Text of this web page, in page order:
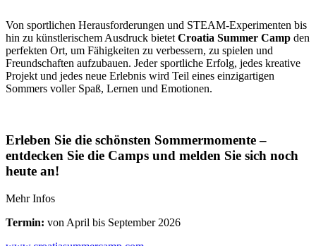
Von sportlichen Herausforderungen und STEAM-Experimenten bis
hin zu künstlerischem Ausdruck bietetCroatia Summer Camp den
perfekten Ort, um Fähigkeiten zu verbessern, zu spielen und
Freundschaften aufzubauen. Jeder sportliche Erfolg, jedes kreative
Projekt und jedes neue Erlebnis wird Teil eines einzigartigen
Sommers voller Spaß, Lernen und Emotionen.
Erleben Sie die schönsten Sommermomente –
entdecken Sie die Camps und melden Sie sich noch
heute an!
Mehr Infos
Termin: von April bis September 2026